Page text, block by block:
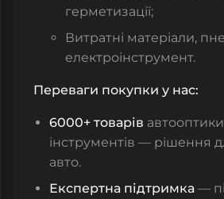
герметизації;
Витратні матеріали,
електроінструмент.
Переваги покупки у нас:
6000+ товарів
інструментів — рішення
авто.
Експертна підтримка —